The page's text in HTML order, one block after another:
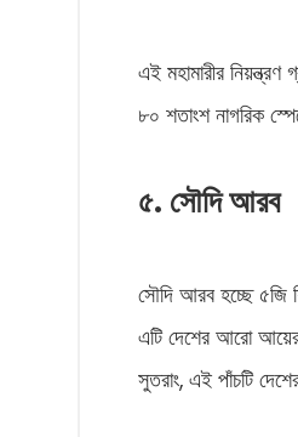
এই মহামারীর
৮০ শতাংশ নাগরিক
৫. সৌদি আরব
সৌদি আরব হচ্ছে ৫জি
এটি দেশের আরো
সুতরাং, এই পাঁচটি